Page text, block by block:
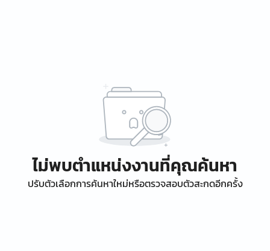
ไม่พบตำแหน่งงานที่คุณค้นหา
ปรับตัวเลือกการค้นหาใหม่หรือตรวจสอบตัวสะกดอีกครั้ง